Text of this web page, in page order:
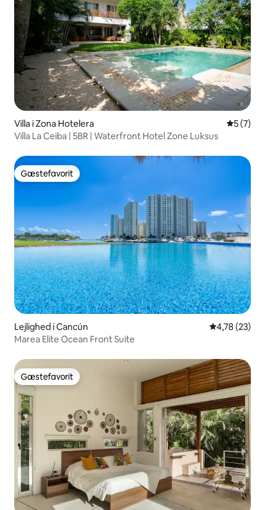
Villa i Zona Hotelera 5 ud af 5
5 (7)
Villa La Ceiba | 5BR | Waterfront Hotel Zone Luksus
Gæstefavorit
Gæstefavorit
Lejlighed i Cancún 4,78 ud af 5
4,78 (23)
Marea Elite Ocean Front Suite
Gæstefavorit
Gæstefavorit